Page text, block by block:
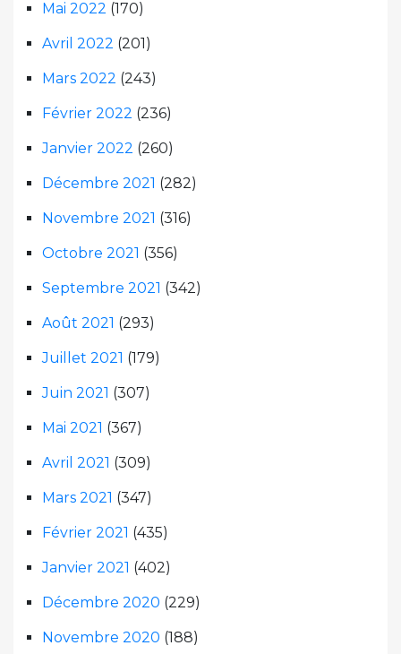
Mai 2022 (170)
Avril 2022 (201)
Mars 2022 (243)
Février 2022 (236)
Janvier 2022 (260)
Décembre 2021 (282)
Novembre 2021 (316)
Octobre 2021 (356)
Septembre 2021 (342)
Août 2021 (293)
Juillet 2021 (179)
Juin 2021 (307)
Mai 2021 (367)
Avril 2021 (309)
Mars 2021 (347)
Février 2021 (435)
Janvier 2021 (402)
Décembre 2020 (229)
Novembre 2020 (188)